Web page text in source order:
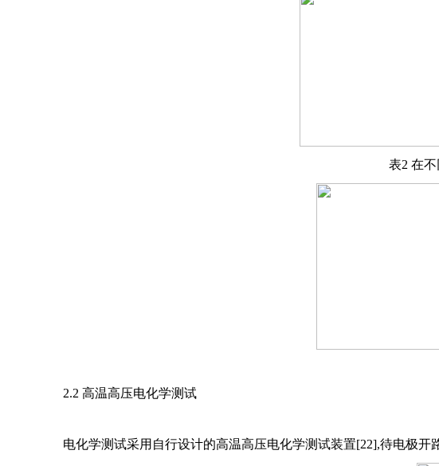
表2 在不
2.2 高温高压电化学测试
电化学测试采用自行设计的高温高压电化学测试装置[22],待电极